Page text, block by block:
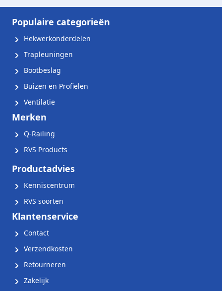
Populaire categorieën
Hekwerkonderdelen
Trapleuningen
Bootbeslag
Buizen en Profielen
Ventilatie
Merken
Q-Railing
RVS Products
Productadvies
Kenniscentrum
RVS soorten
Klantenservice
Contact
Verzendkosten
Retourneren
Zakelijk